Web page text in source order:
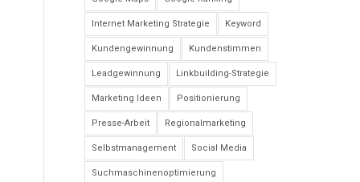
Internet Marketing Strategie Keyword
Kundengewinnung Kundenstimmen
Leadgewinnung Linkbuilding-Strategie
Marketing Ideen Positionierung
Presse-Arbeit Regionalmarketing
Selbstmanagement Social Media
Suchmaschinenoptimierung